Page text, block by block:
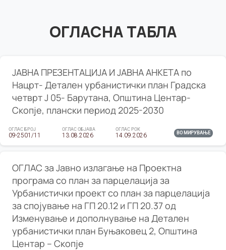
ОГЛАСНА ТАБЛА
ЈАВНА ПРЕЗЕНТАЦИЈА И ЈАВНА АНКЕТА по
Нацрт- Детален урбанистички план Градска
четврт Ј 05- Барутана, Општина Центар-
Скопје, плански период 2025-2030
ОГЛАС БРОЈ
09-2501/11
ОГЛАС ОБЈАВА
13.08.2026
ОГЛАС РОК
14.09.2026 ВО МИРУВАЊЕ
ОГЛАС за Јавно излагање на Проектна
програма со план за парцелација за
Урбанистички проект со план за парцелација
за спојување на ГП 20.12 и ГП 20.37 од
Изменување и дополнување на Детален
урбанистички план Буњаковец 2, Општина
Центар – Скопје